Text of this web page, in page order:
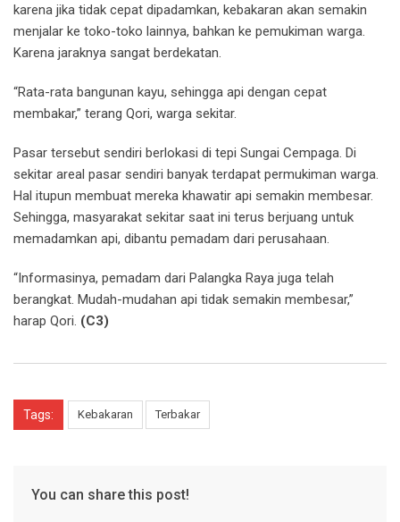
karena jika tidak cepat dipadamkan, kebakaran akan semakin
menjalar ke toko-toko lainnya, bahkan ke pemukiman warga.
Karena jaraknya sangat berdekatan.
“Rata-rata bangunan kayu, sehingga api dengan cepat
membakar,” terang Qori, warga sekitar.
Pasar tersebut sendiri berlokasi di tepi Sungai Cempaga. Di
sekitar areal pasar sendiri banyak terdapat permukiman warga.
Hal itupun membuat mereka khawatir api semakin membesar.
Sehingga, masyarakat sekitar saat ini terus berjuang untuk
memadamkan api, dibantu pemadam dari perusahaan.
“Informasinya, pemadam dari Palangka Raya juga telah
berangkat. Mudah-mudahan api tidak semakin membesar,”
harap Qori. (C3)
Tags: Kebakaran Terbakar
You can share this post!